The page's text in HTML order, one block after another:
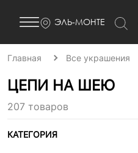
ЭЛЬ-МОНТЕ
Главная Все украшения
ЦЕПИ НА ШЕЮ
207 товаров
КАТЕГОРИЯ